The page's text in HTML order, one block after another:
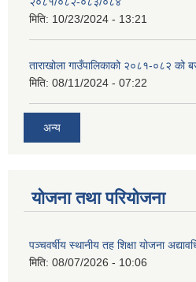
मिति: 10/23/2024 - 13:21
ताराखोला गाउँपालिकाको २०८१-०८२ को
मिति: 08/11/2024 - 07:22
अन्य
योजना तथा परियोजना
पञ्चवर्षीय स्थानीय तह शिक्षा योजना
मिति: 08/07/2026 - 10:06